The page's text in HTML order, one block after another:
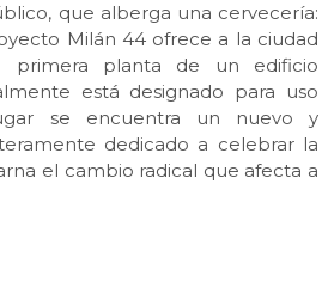
que alberga una cervecería:
Milán 44 ofrece a la ciudad
primera planta de un edificio
está designado para uso
se encuentra un nuevo y
dedicado a celebrar la
el cambio radical que afecta a